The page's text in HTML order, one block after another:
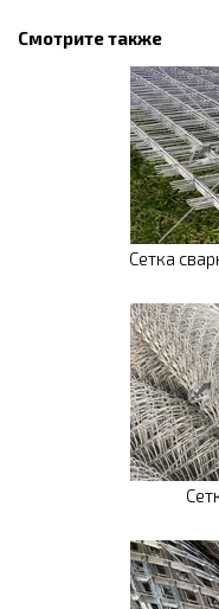
Смотрите также
Сетка